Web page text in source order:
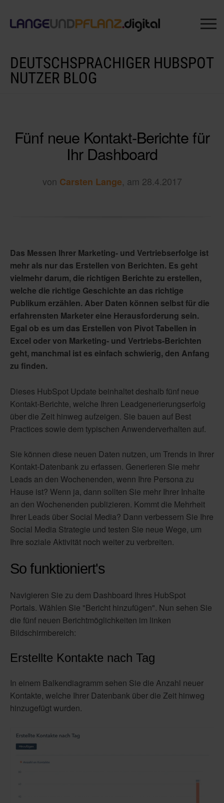
DEUTSCHSPRACHIGER HUBSPOT
NUTZER BLOG
Fünf neue Kontakt-Berichte für
Ihr Dashboard
von Carsten Lange, am 28.4.2017
Das Messen Ihrer Marketing- und Vertriebserfolge ist
mehr als nur das Erstellen von Berichten. Es geht
vielmehr darum, die richtigen Berichte zu erstellen,
welche die richtige Geschichte an das richtige
Publikum erzählen. Aber Daten können selbst für die
erfahrensten Marketer eine Herausforderung sein.
Egal ob es um das Erstellen von Pivot Tabellen in
Excel oder von Marketing- und Vertriebs-Berichten
geht, manchmal ist es einfach schwierig, den Anfang
zu finden.
Dieses HubSpot Update beinhaltet deshalb fünf neue
Kontakt-Berichte, welche Ihren Leadgenerierungserfolg
über die Zeit hinweg aufzeigen. Sie bauen auf Best
Practices sowie dem typischen Anwenderverhalten auf.
Sie können diese neuen Daten nutzen, um Trends in Ihrer
Kontakt-Datenbank zu erfassen. Generieren Sie mehr
Leads an den Wochenenden, wenn Ihre Persona zu
Hause ist? Wenn ja, dann sollten Sie mehr Ihrer Inhalte
an den Wochenenden publizieren. Kommt die Mehrheit
Ihrer Leads über Social Media? Dann verbessern Sie Ihre
Social Media Strategie und testen Sie neue Wege, um
Ihre soziale Aktivität noch weiter zu verbreiten.
So funktioniert's
Navigieren Sie zu dem Dashboard Ihres HubSpot
Portals. Wählen Sie "Bericht hinzufügen". Nun sehen Sie
die fünf neuen Berichtmöglichkeiten im linken
Bildschirmbereich:
Erstellte Kontakte nach Tag
In einem Balkendiagramm sehen Sie die Anzahl neuer
Kontakte, welche Ihrer Datenbank über die Zeit hinweg
hinzugefügt wurden.